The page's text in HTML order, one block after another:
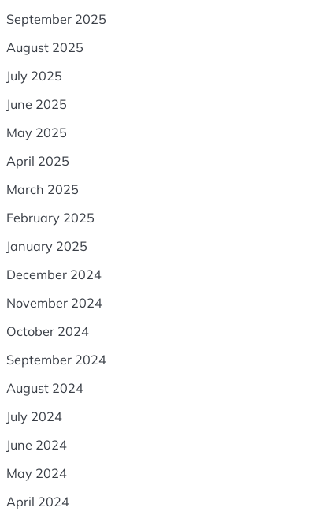
September 2025
August 2025
July 2025
June 2025
May 2025
April 2025
March 2025
February 2025
January 2025
December 2024
November 2024
October 2024
September 2024
August 2024
July 2024
June 2024
May 2024
April 2024